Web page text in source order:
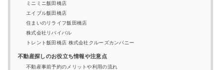
ミニミニ飯田橋店
エイブル飯田橋店
住まいのリライフ飯田橋店
株式会社リバイバル
トレント飯田橋店 株式会社クルーズカンパニー
不動産探しのお役立ち情報や注意点
不動産事前予約のメリットや利用の流れ